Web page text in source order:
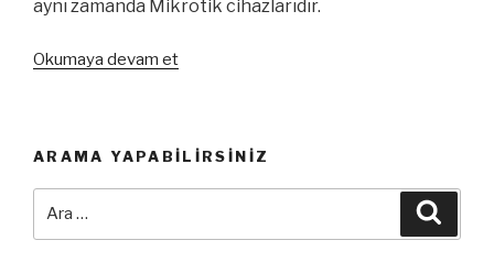
aynı zamanda Mikrotik cihazlarıdır.
Okumaya devam et“Mikrotik
ARAMA YAPABILIRSINIZ